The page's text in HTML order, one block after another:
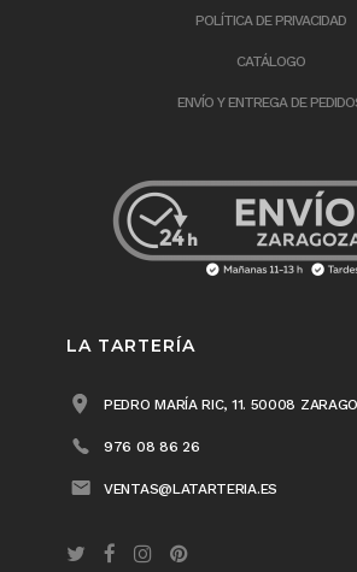
POLÍTICA DE PRIVACIDAD
CATÁLOGO
ENVÍO Y ENTREGA DE
LA TARTERÍA
PEDRO MARÍA RIC, 11. 50008
976 08 86 26
VENTAS@LATARTERIA.ES